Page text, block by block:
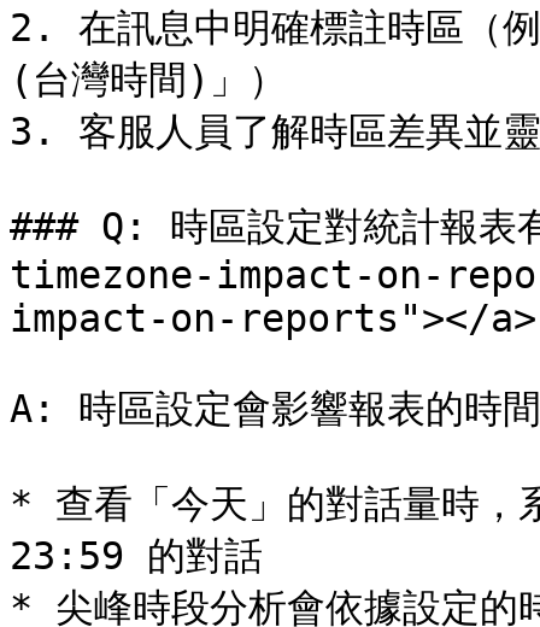
2. 在訊息中明確標註時區（
(台灣時間)」）
3. 客服人員了解時區差異並
### Q: 時區設定對統計報
timezone-impact-on-
impact-on-reports"></a>
A: 時區設定會影響報表的時
* 查看「今天」的對話量時
23:59 的對話
* 尖峰時段分析會依據設定的